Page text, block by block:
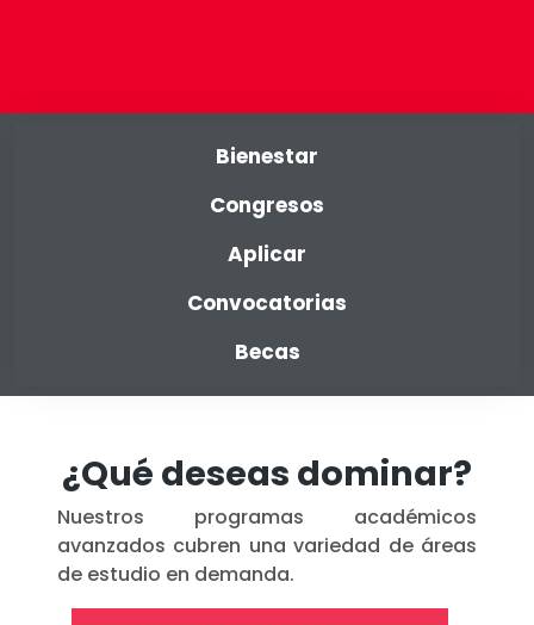
Bienestar
Congresos
Aplicar
Convocatorias
Becas
¿Qué deseas dominar?
Nuestros programas académicos
avanzados cubren una variedad de áreas
de estudio en demanda.